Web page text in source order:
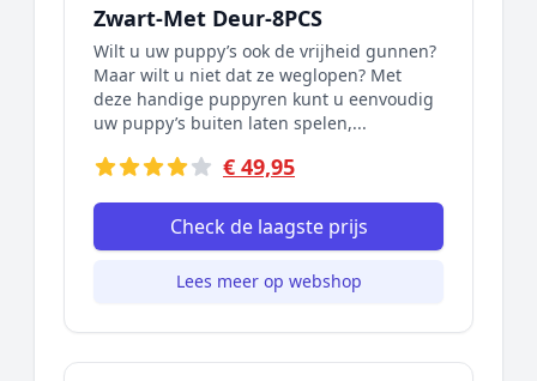
Zwart-Met Deur-8PCS
Wilt u uw puppy’s ook de vrijheid gunnen?
Maar wilt u niet dat ze weglopen? Met
deze handige puppyren kunt u eenvoudig
uw puppy’s buiten laten spelen,...
€ 49,95
Check de laagste prijs
Lees meer op webshop